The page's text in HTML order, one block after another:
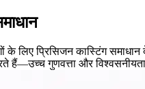
के लिए प्रिसिजन कास्टिंग
हैं—उच्च गुणवत्ता और